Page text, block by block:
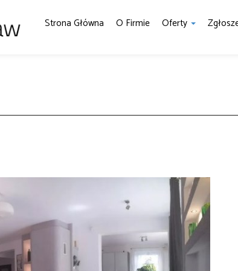
Strona Główna O Firmie Oferty